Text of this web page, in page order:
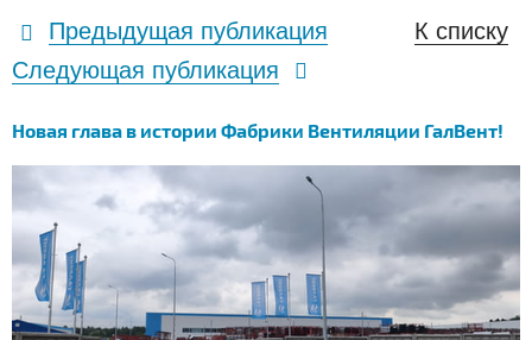
Предыдущая публикация
К списку
Следующая публикация
Новая глава в истории Фабрики Вентиляции ГалВент!